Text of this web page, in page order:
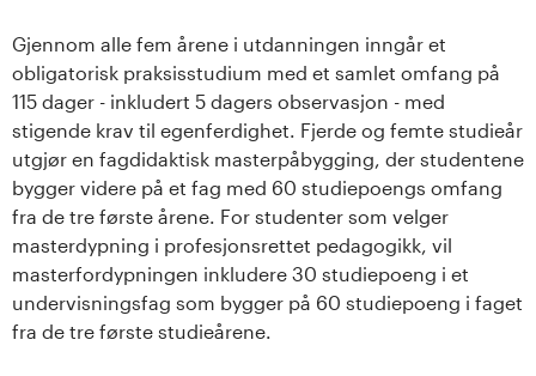
n
n
a
n
Gjennom alle fem årene i utdanningen inngår et
obligatorisk praksisstudium med et samlet omfang på
115 dager - inkludert 5 dagers observasjon - med
stigende krav til egenferdighet. Fjerde og femte studieår
utgjør en fagdidaktisk masterpåbygging, der studentene
bygger videre på et fag med 60 studiepoengs omfang
fra de tre første årene. For studenter som velger
masterdypning i profesjonsrettet pedagogikk, vil
masterfordypningen inkludere 30 studiepoeng i et
undervisningsfag som bygger på 60 studiepoeng i faget
fra de tre første studieårene.